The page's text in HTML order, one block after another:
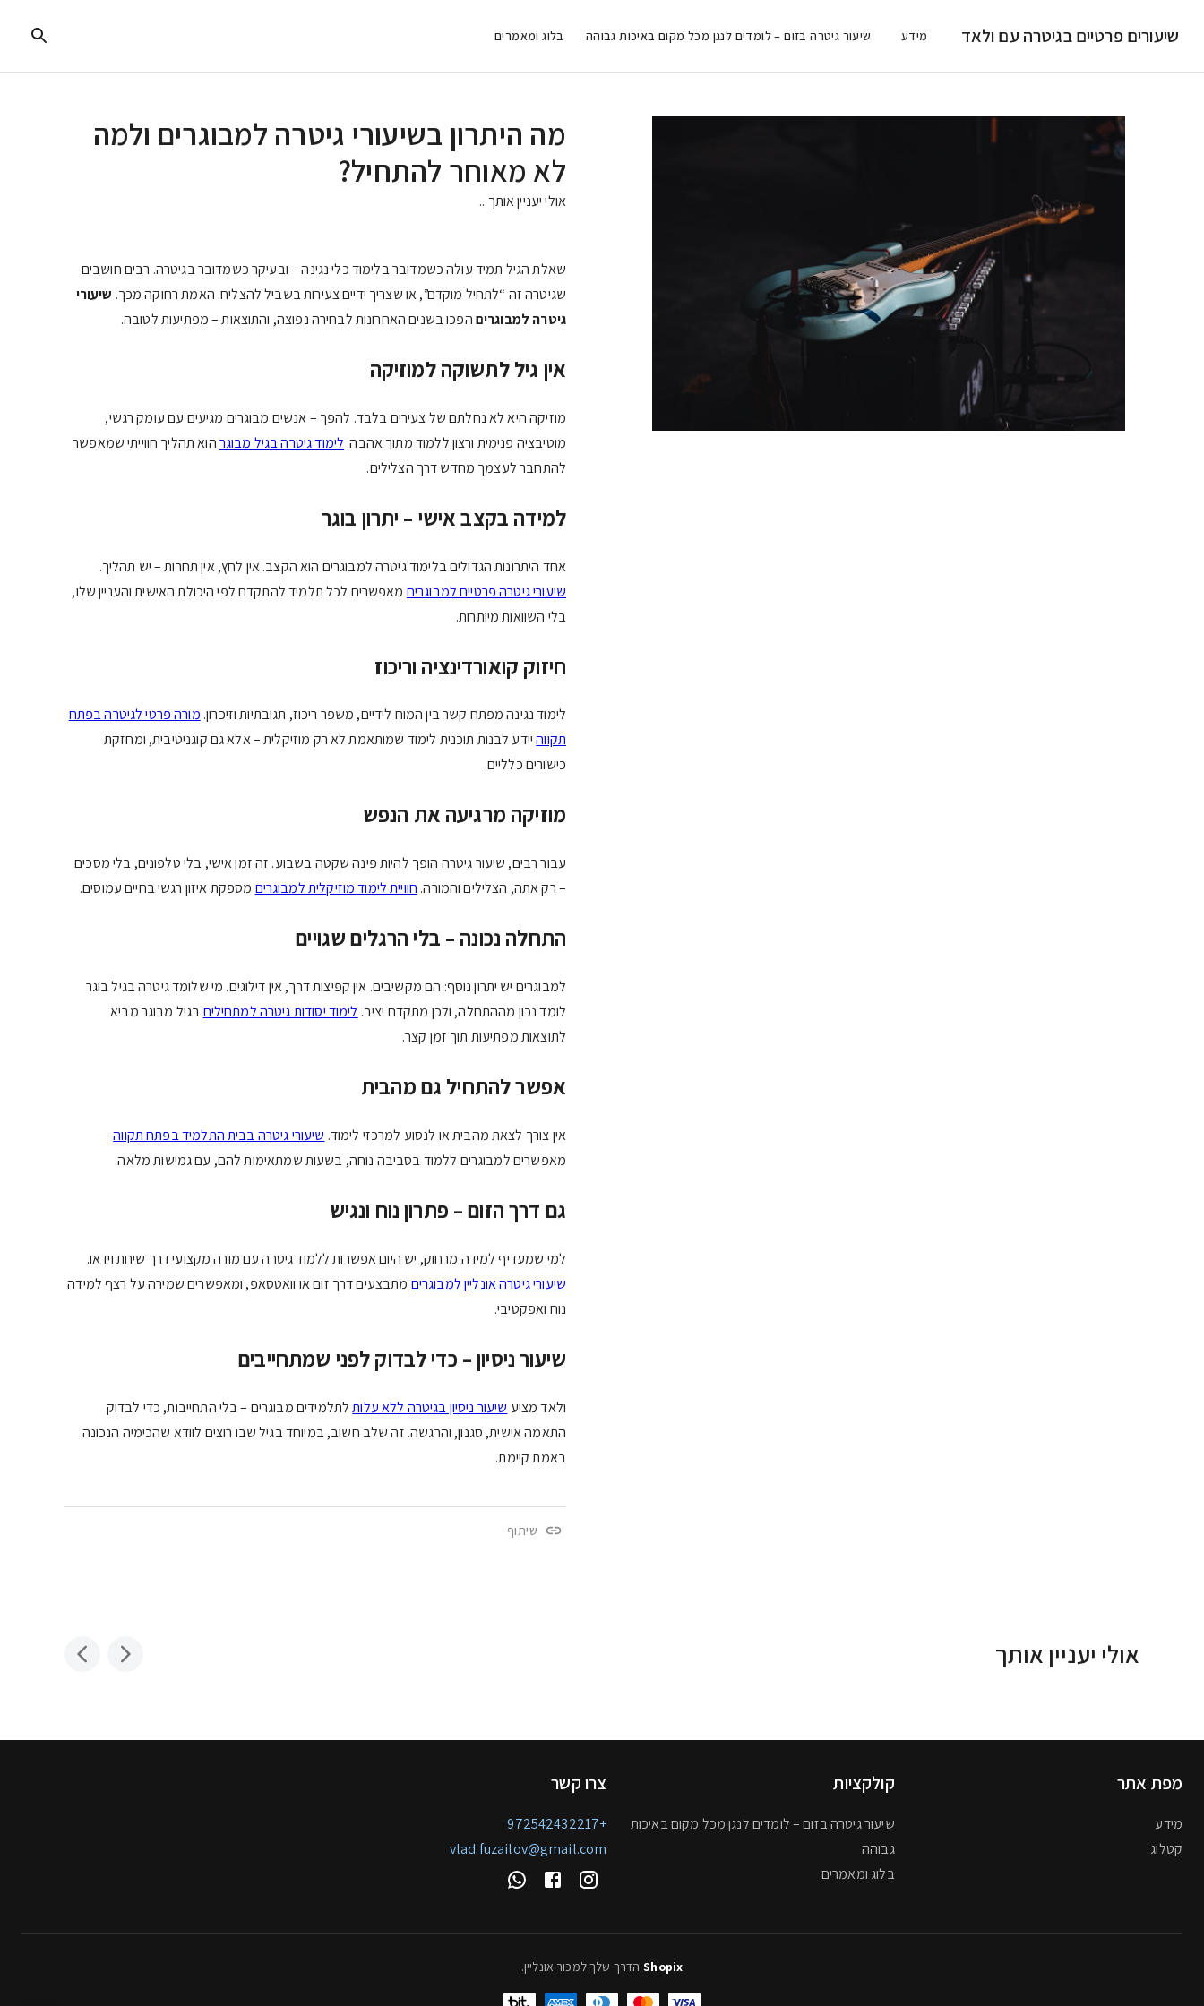
שיעורים פרטיים בגיטרה עם ולאד מידע שיעור גיטרה בזום – לומדים לנגן מכל מקום באיכות גבוהה בלוג ומאמרים
מה היתרון בשיעורי גיטרה למבוגרים ולמה
לא מאוחר להתחיל?
אולי יעניין אותך...
שאלת הגיל תמיד עולה כשמדובר בלימוד כלי נגינה – ובעיקר כשמדובר בגיטרה. רבים חושבים
שגיטרה זה “לתחיל מוקדם”, או שצריך ידיים צעירות בשביל להצליח. האמת רחוקה מכך. שיעורי
גיטרה למבוגריםהפכו בשנים האחרונות לבחירה נפוצה, והתוצאות – מפתיעות לטובה.
אין גיל לתשוקה למוזיקה
מוזיקה היא לא נחלתם של צעירים בלבד. להפך – אנשים מבוגרים מגיעים עם עומק רגשי,
מוטיבציה פנימית ורצון ללמוד מתוך אהבה. לימוד גיטרה בגיל מבוגרהוא תהליך חווייתי שמאפשר
להתחבר לעצמך מחדש דרך הצלילים.
למידה בקצב אישי – יתרון בוגר
אחד היתרונות הגדולים בלימוד גיטרה למבוגרים הוא הקצב. אין לחץ, אין תחרות – יש תהליך.
שיעורי גיטרה פרטיים למבוגרים מאפשרים לכל תלמיד להתקדם לפי היכולת האישית והעניין שלו,
בלי השוואות מיותרות.
חיזוק קואורדינציה וריכוז
לימוד נגינה מפתח קשר בין המוח לידיים, משפר ריכוז, תגובתיות וזיכרון. מורה פרטי לגיטרה בפתח
תקווהיידע לבנות תוכנית לימוד שמותאמת לא רק מוזיקלית – אלא גם קוגניטיבית, ומחזקת
כישורים כלליים.
מוזיקה מרגיעה את הנפש
עבור רבים, שיעור גיטרה הופך להיות פינה שקטה בשבוע. זה זמן אישי, בלי טלפונים, בלי מסכים
– רק אתה, הצלילים והמורה. חוויית לימוד מוזיקלית למבוגרים מספקת איזון רגשי בחיים עמוסים.
התחלה נכונה – בלי הרגלים שגויים
למבוגרים יש יתרון נוסף: הם מקשיבים. אין קפיצות דרך, אין דילוגים. מי שלומד גיטרה בגיל בוגר
לומד נכון מההתחלה, ולכן מתקדם יציב. לימוד יסודות גיטרה למתחיליםבגיל מבוגר מביא
לתוצאות מפתיעות תוך זמן קצר.
אפשר להתחיל גם מהבית
אין צורך לצאת מהבית או לנסוע למרכזי לימוד. שיעורי גיטרה בבית התלמיד בפתח תקווה
מאפשרים למבוגרים ללמוד בסביבה נוחה, בשעות שמתאימות להם, עם גמישות מלאה.
גם דרך הזום – פתרון נוח ונגיש
למי שמעדיף למידה מרחוק, יש היום אפשרות ללמוד גיטרה עם מורה מקצועי דרך שיחת וידאו.
שיעורי גיטרה אונליין למבוגרים מתבצעים דרך זום או וואטסאפ, ומאפשרים שמירה על רצף למידה
נוח ואפקטיבי.
שיעור ניסיון – כדי לבדוק לפני שמתחייבים
ולאד מציע שיעור ניסיון בגיטרה ללא עלותלתלמידים מבוגרים – בלי התחייבות, כדי לבדוק
התאמה אישית, סגנון, והרגשה. זה שלב חשוב, במיוחד בגיל שבו רוצים לוודא שהכימיה הנכונה
באמת קיימת.
שיתוף
אולי יעניין אותך
מפת אתר
מידע
קטלוג
קולקציות
שיעור גיטרה בזום – לומדים לנגן מכל מקום באיכות
גבוהה
בלוג ומאמרים
צרו קשר
+972542432217
vlad.fuzailov@gmail.com
Shopix הדרך שלך למכור אונליין.